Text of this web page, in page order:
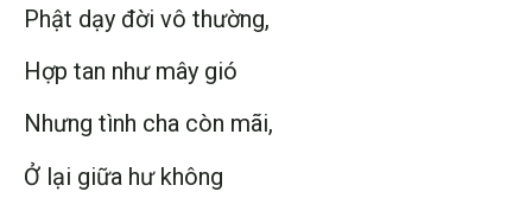
Phật dạy đời vô thường,
Hợp tan như mây gió
Nhưng tình cha còn mãi,
Ở lại giữa hư không